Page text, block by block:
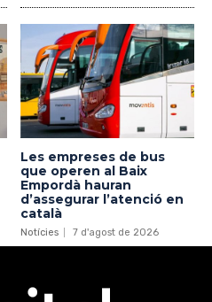
Les empreses de bus
que operen al Baix
Empordà hauran
d’assegurar l’atenció en
català
Notícies 7 d'agost de 2026